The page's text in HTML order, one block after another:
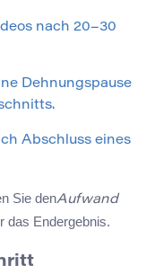
nach 20–30
Dehnungspause
Abschluss eines
Sie denAufwand
das Endergebnis.